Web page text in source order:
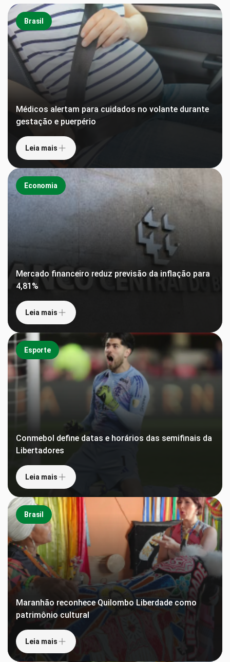
Brasil
Médicos alertam para cuidados no volante durante
gestação e puerpério
Leia mais
Economia
Mercado financeiro reduz previsão da inflação para
4,81%
Leia mais
Esporte
Conmebol define datas e horários das semifinais da
Libertadores
Leia mais
Brasil
Maranhão reconhece Quilombo Liberdade como
patrimônio cultural
Leia mais